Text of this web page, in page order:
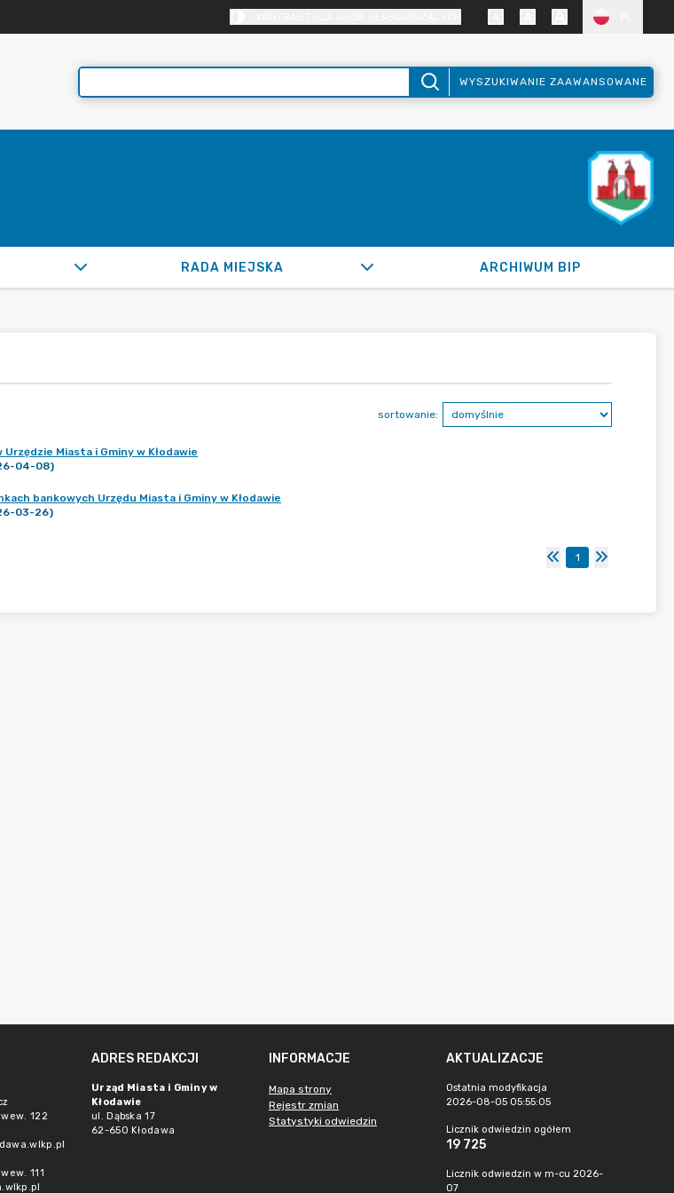
WYSZUKIWANIE ZAAWANSOWANE
RADA MIEJSKA ARCHIWUM BIP
sortowanie:
Miasta i Gminy w Kłodawie
04-08)
bankowych Urzędu Miasta i Gminy w Kłodawie
03-26)
1
122
111
ADRES REDAKCJI
Urząd Miasta i Gminy w
Kłodawie
ul. Dąbska 17
62-650 Kłodawa
INFORMACJE
Mapa strony
Rejestr zmian
Statystyki odwiedzin
AKTUALIZACJE
Ostatnia modyfikacja
2026-08-05 05:55:05
Licznik odwiedzin ogółem
19 725
Licznik odwiedzin w m-cu 2026-
07